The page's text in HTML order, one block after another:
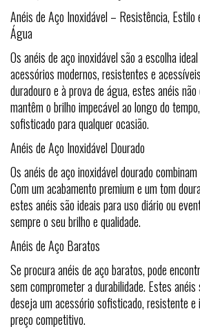
Anéis de Aço Inoxidável – Resistência, Estilo
Água
Os anéis de aço inoxidável são a escolha
acessórios modernos, resistentes e
duradouro e à prova de água, estes anéis
mantêm o brilho impecável ao longo do
sofisticado para qualquer ocasião.
Anéis de Aço Inoxidável Dourado
Os anéis de aço inoxidável dourado
Com um acabamento premium e um tom
estes anéis são ideais para uso diário ou
sempre o seu brilho e qualidade.
Anéis de Aço Baratos
Se procura anéis de aço baratos, pode
sem comprometer a durabilidade. Estes
deseja um acessório sofisticado, resistente e
preço competitivo.